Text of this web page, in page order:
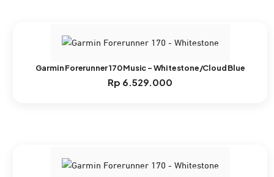
Garmin Forerunner 170 Music – Whitestone/Cloud Blue
Rp 6.529.000